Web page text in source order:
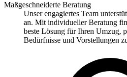
Maßgeschneiderte Beratung
Unser engagiertes Team
an. Mit individueller Beratung
beste Lösung für Ihren Umzug,
Bedürfnisse und Vorstellungen